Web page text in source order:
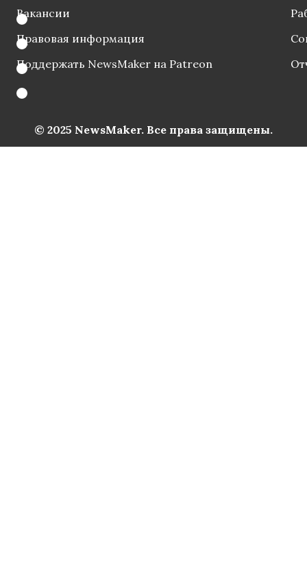
Вакансии
Правовая информация
Поддержать NewsMaker на Patreon
© 2025 NewsMaker. Все права защищены.